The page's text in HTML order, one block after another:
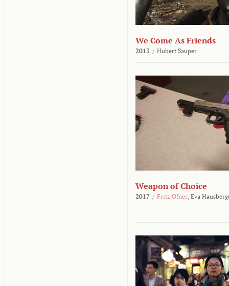
We Come As Friends
2013 / Hubert Sauper
Weapon of Choice
2017 / Fritz Ofner, Eva